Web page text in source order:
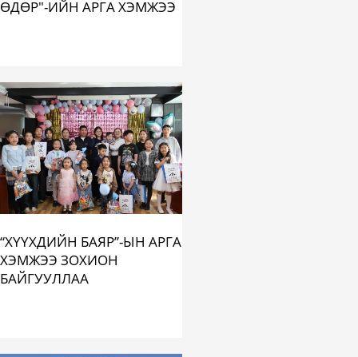
ӨДӨР"-ИЙН АРГА ХЭМЖЭЭ
“ХҮҮХДИЙН БАЯР”-ЫН АРГА
ХЭМЖЭЭ ЗОХИОН
БАЙГУУЛЛАА